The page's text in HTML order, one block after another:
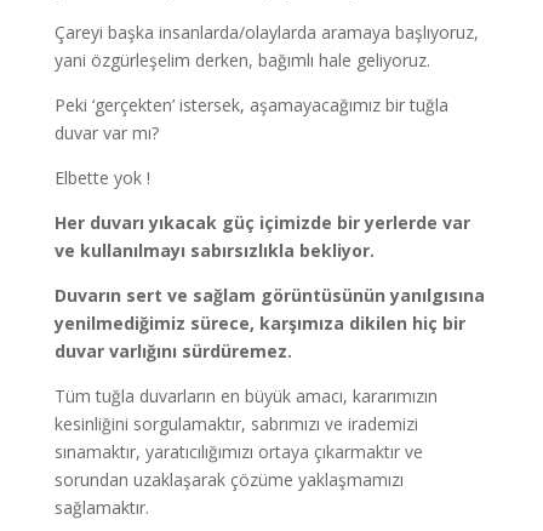
Çareyi başka insanlarda/olaylarda aramaya başlıyoruz,
yani özgürleşelim derken, bağımlı hale geliyoruz.
Peki ‘gerçekten’ istersek, aşamayacağımız bir tuğla
duvar var mı?
Elbette yok !
Her duvarı yıkacak güç içimizde bir yerlerde var
ve kullanılmayı sabırsızlıkla bekliyor.
Duvarın sert ve sağlam görüntüsünün yanılgısına
yenilmediğimiz sürece, karşımıza dikilen hiç bir
duvar varlığını sürdüremez.
Tüm tuğla duvarların en büyük amacı, kararımızın
kesinliğini sorgulamaktır, sabrımızı ve irademizi
sınamaktır, yaratıcılığımızı ortaya çıkarmaktır ve
sorundan uzaklaşarak çözüme yaklaşmamızı
sağlamaktır.